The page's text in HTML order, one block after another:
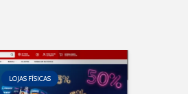
LOJAS FÍSICAS